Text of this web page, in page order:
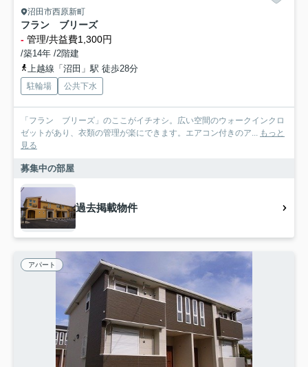
沼田市西原新町
フラン ブリーズ
- 管理/共益費1,300円
/築14年 /2階建
上越線「沼田」駅 徒歩28分
駐輪場 公共下水
「フラン ブリーズ」のここがイチオシ。広い空間のウォークインクロ
ゼットがあり、衣類の管理が楽にできます。エアコン付きのア... もっと
見る
募集中の部屋
過去掲載物件
アパート